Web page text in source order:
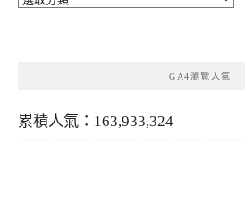
GA4瀏覽人氣
累積人氣：163,933,324